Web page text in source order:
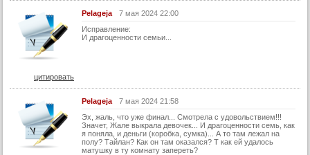
Pelageja
7 мая 2024 22:00
Исправление:
И драгоценности семьи...
цитировать
Pelageja
7 мая 2024 21:58
Эх, жаль, что уже финал... Смотрела с удовольствием!!!
Значет, Жале выкрала девочек... И драгоценности семь, как
я поняла, и деньги (коробка, сумка)... А то там лежал на
полу? Тайлан? Как он там оказался? Т как ей удалось
матушку в ту комнату запереть?